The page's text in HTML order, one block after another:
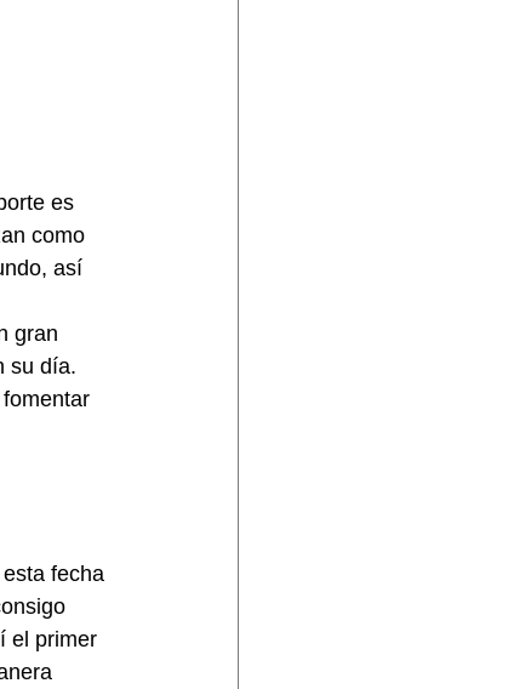
es
como
así
gran
su día.
fecha
el primer